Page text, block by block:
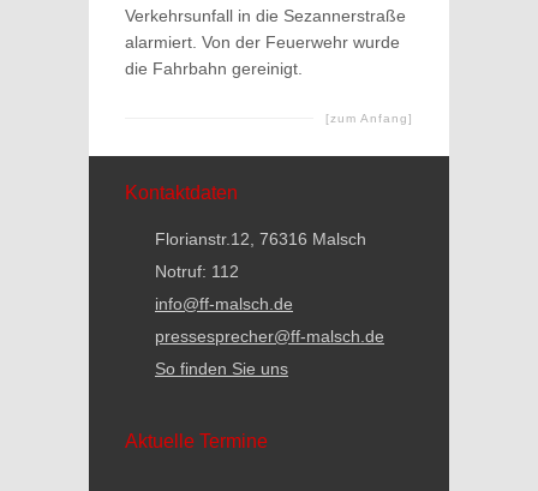
Verkehrsunfall in die Sezannerstraße
alarmiert. Von der Feuerwehr wurde
die Fahrbahn gereinigt.
[zum Anfang]
Kontaktdaten
Florianstr.12, 76316 Malsch
Notruf: 112
info@ff-malsch.de
pressesprecher@ff-malsch.de
So finden Sie uns
Aktuelle Termine